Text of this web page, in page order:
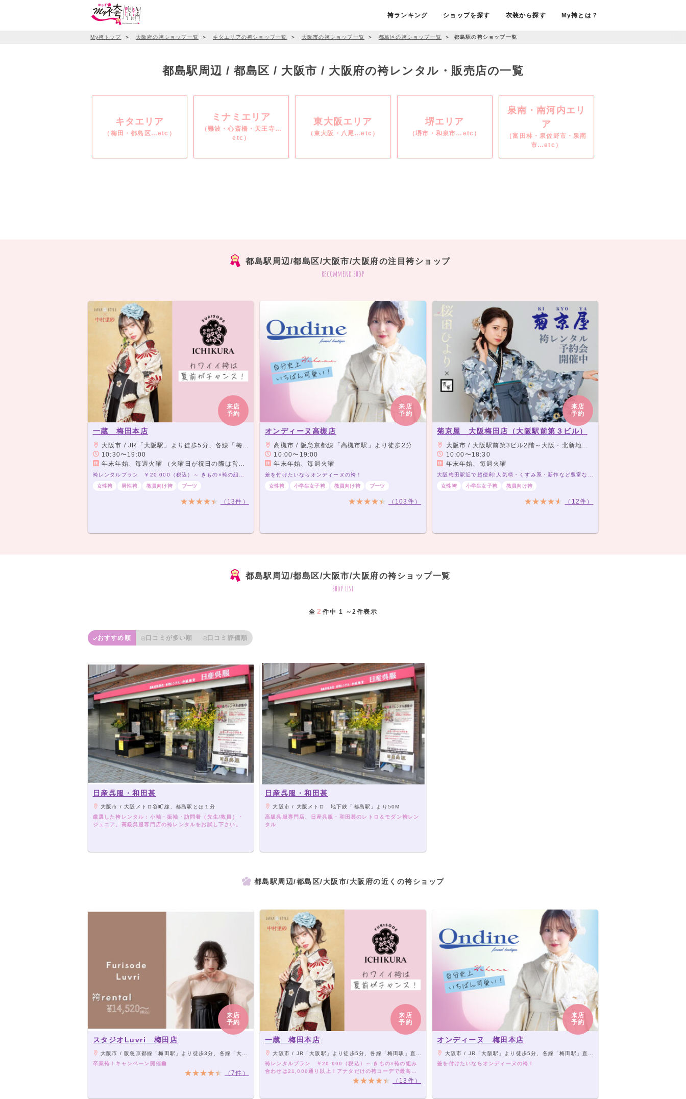
袴ランキング ショップを探す 衣装から探す My袴とは？
My袴トップ ＞ 大阪府の袴ショップ一覧 ＞ キタエリアの袴ショップ一覧 ＞ 大阪市の袴ショップ一覧 ＞ 都島区の袴ショップ一覧 ＞ 都島駅の袴ショップ一覧
都島駅周辺 / 都島区 / 大阪市 / 大阪府の袴レンタル・販売店の一覧
キタエリア
（梅田・都島区…etc）
ミナミエリア
（難波・心斎橋・天王寺…
etc）
東大阪エリア
（東大阪・八尾…etc）
堺エリア
（堺市・和泉市…etc）
泉南・南河内エリ
ア
（富田林・泉佐野市・泉南
市…etc）
都島駅周辺/都島区/大阪市/大阪府の注目袴ショップ
recommend shop
来店
予約
一蔵 梅田本店
大阪市 / JR「大阪駅」より徒歩5分、各線「梅田駅」直結
10:30〜19:00
年末年始、毎週火曜 （火曜日が祝日の際は営業いたします。）
女性袴
男性袴 教員向け袴 ブーツ
（13件）
来店
予約
オンディーヌ高槻店
高槻市 / 阪急京都線「高槻市駅」より徒歩2分
10:00〜19:00
年末年始、毎週火曜
差を付けたいならオンディーヌの袴！
女性袴
小学生女子袴 教員向け袴 ブーツ
（103件）
来店
予約
菊京屋 大阪梅田店（大阪駅前第３ビル）
大阪市 / 大阪駅前第3ビル2階～大阪・北新地・梅田各線より徒歩5分以内
10:00〜18:30
年末年始、毎週火曜
女性袴
小学生女子袴 教員向け袴
（12件）
都島駅周辺/都島区/大阪市/大阪府の袴ショップ一覧
shop list
全 2 件中 1 ～2件表示
おすすめ順 口コミが多い順 口コミ評価順
日産呉服・和田甚
大阪市 / 大阪メトロ谷町線、都島駅とほ１分
厳選した袴レンタル：小袖・振袖・訪問着（先生/教員）・
ジュニア。高級呉服専門店の袴レンタルをお試し下さい。
日産呉服・和田甚
大阪市 / 大阪メトロ 地下鉄「都島駅」より50M
高級呉服専門店、日産呉服・和田甚のレトロ＆モダン袴レン
タル
都島駅周辺/都島区/大阪市/大阪府の近くの袴ショップ
来店
予約
スタジオLuvri 梅田店
大阪市 / 阪急京都線「梅田駅」より徒歩3分、各線「大阪駅」・地下鉄御堂筋線「梅田駅」より徒歩8分
卒業袴！キャンペーン開催🏫
（7件）
来店
予約
一蔵 梅田本店
大阪市 / JR「大阪駅」より徒歩5分、各線「梅田駅」直結
袴レンタルプラン ￥20,000（税込）～ きもの×袴の組み
合わせは21,000通り以上！アナタだけの袴コーデで最高の
（13件）
来店
予約
オンディーヌ 梅田本店
大阪市 / JR「大阪駅」より徒歩5分、各線「梅田駅」直結
差を付けたいならオンディーヌの袴！